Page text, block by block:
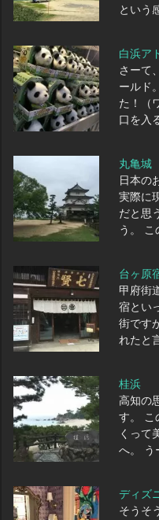
という
白浜ア
さーて
ールド
た！（
口を入
丸亀城
日本の
実際に
だと思
う。 こ
台ヶ原
甲府街
宿とい
街です
れたと
桂浜
高知の
す。 こ
くって
へ。 う
ディズ
そうそ